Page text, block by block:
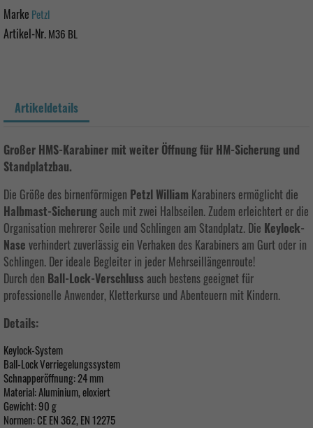
Marke Petzl
Artikel-Nr.M36 BL
Artikeldetails
Großer HMS-Karabiner mit weiter Öffnung für HM-Sicherung und
Standplatzbau.
Die Größe des birnenförmigen Petzl William Karabiners ermöglicht die
Halbmast-Sicherung auch mit zwei Halbseilen. Zudem erleichtert er die
Organisation mehrerer Seile und Schlingen am Standplatz. Die Keylock-
Nase verhindert zuverlässig ein Verhaken des Karabiners am Gurt oder in
Schlingen. Der ideale Begleiter in jeder Mehrseillängenroute!
Durch den Ball-Lock-Verschluss auch bestens geeignet für
professionelle Anwender, Kletterkurse und Abenteuern mit Kindern.
Details:
Keylock-System
Ball-Lock Verriegelungssystem
Schnapperöffnung: 24 mm
Material: Aluminium, eloxiert
Gewicht: 90 g
Normen: CE EN 362, EN 12275